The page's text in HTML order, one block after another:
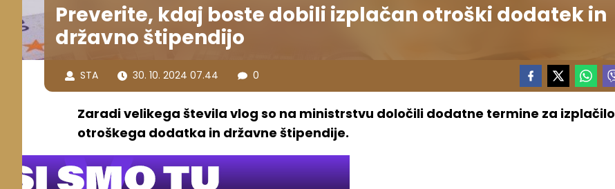
Preverite, kdaj boste dobili izplačan otroški dodatek in
državno štipendijo
STA 30. 10. 2024 07.44 0
Zaradi velikega števila vlog so na ministrstvu določili dodatne termine za izplačilo
otroškega dodatka in državne štipendije.